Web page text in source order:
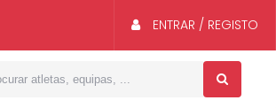
ENTRAR / REGISTO